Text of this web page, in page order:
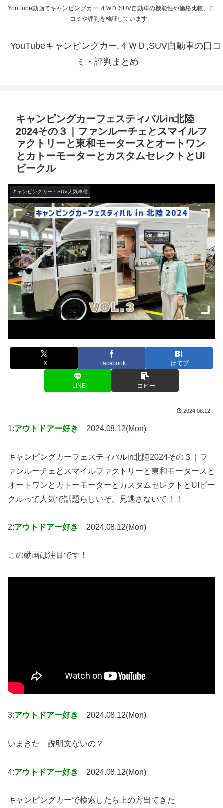
YouTube動画でキャンピングカー,４ＷＤ,SUV自動車の機能性や価格比較、口
コミや評判を検証しています。
YouTubeキャンピングカー,４ＷＤ,SUV自動車の口コ
ミ・評判まとめ
キャンピングカーフェスティバルin北陸
2024その３｜ファンルーチェとスマイルフ
ァクトリーと東和モータースとオートワン
とカトーモーターとカスタムセレクトとUI
ビークル
キャンピングカー・SUV人気車種
X Facebook はてブ
LINE コピー
2024.08.12
1:アウトドアー好き 2024.08.12(Mon)
キャンピングカーフェスティバルin北陸2024その３｜フ
ァンルーチェとスマイルファクトリーと東和モータースと
オートワンとカトーモーターとカスタムセレクトとUIビー
クルって人気で話題らしいぞ、見逃さないで！！
2:アウトドアー好き 2024.08.12(Mon)
この動画は注目です！
3:アウトドアー好き 2024.08.12(Mon)
いまきた 説明文ないの？
4:アウトドアー好き 2024.08.12(Mon)
キャンピングカーで検索したら上の方出てきた